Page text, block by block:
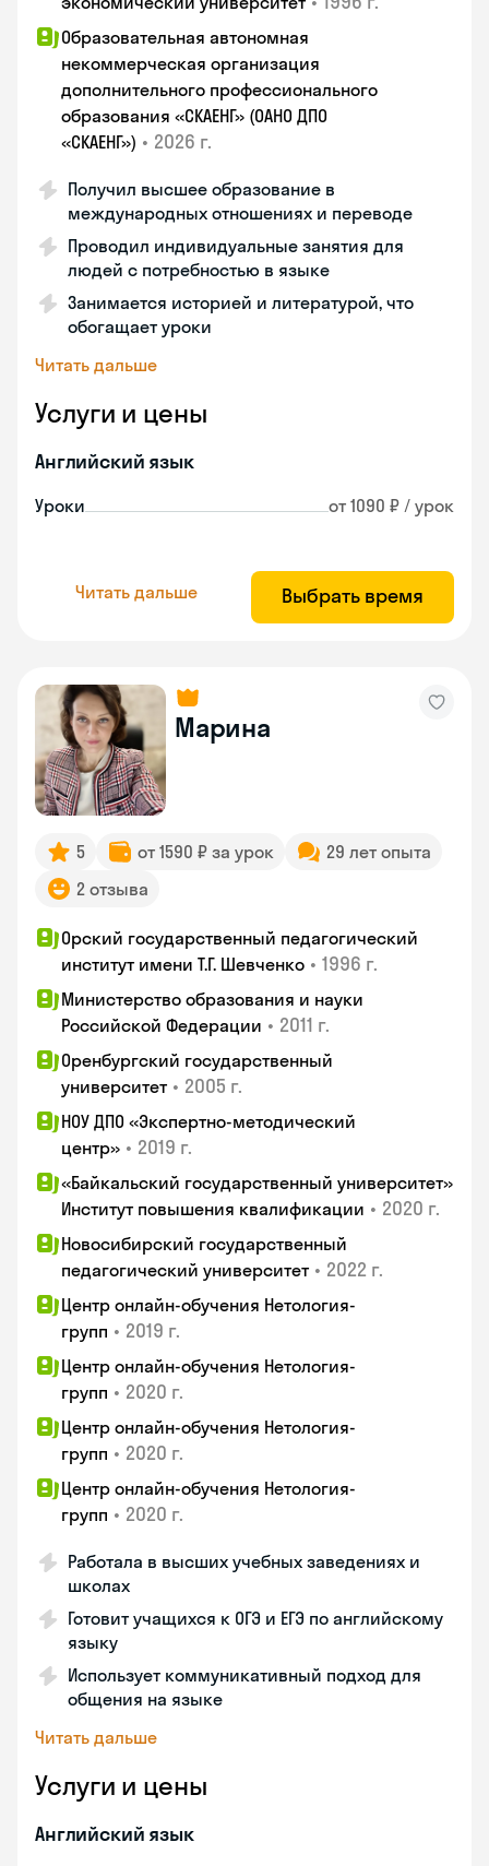
Образовательная автономная
некоммерческая организация
дополнительного профессионального
образования «СКАЕНГ» (ОАНО ДПО
«СКАЕНГ») • 2026 г.
Получил высшее образование в
международных отношениях и переводе
Проводил индивидуальные занятия для
людей с потребностью в языке
Занимается историей и литературой, что
обогащает уроки
Читать дальше
Услуги и цены
Английский язык
Уроки от 1090 ₽ / урок
Читать дальше Выбрать время
Марина
5 от 1590 ₽ за урок
29 лет опыта
2 отзыва
Орский государственный педагогический
институт имени Т.Г. Шевченко • 1996 г.
Министерство образования и науки
Российской Федерации • 2011 г.
Оренбургский государственный
университет • 2005 г.
НОУ ДПО «Экспертно-методический
центр» • 2019 г.
«Байкальский государственный университет»
Институт повышения квалификации • 2020 г.
Новосибирский государственный
педагогический университет • 2022 г.
Центр онлайн-обучения Нетология-
групп • 2019 г.
Центр онлайн-обучения Нетология-
групп • 2020 г.
Центр онлайн-обучения Нетология-
групп • 2020 г.
Центр онлайн-обучения Нетология-
групп • 2020 г.
Работала в высших учебных заведениях и
школах
Готовит учащихся к ОГЭ и ЕГЭ по английскому
языку
Использует коммуникативный подход для
общения на языке
Читать дальше
Услуги и цены
Английский язык